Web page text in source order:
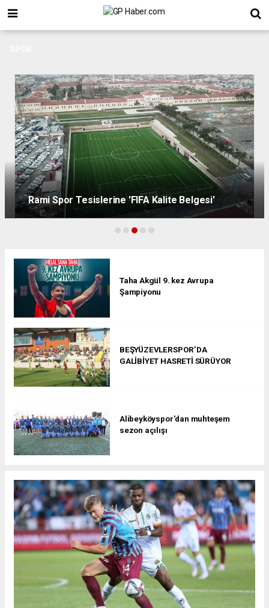
Rami Spor Tesislerine 'FIFA Kalite Belgesi'
Taha Akgül 9. kez Avrupa
Şampiyonu
BEŞYÜZEVLERSPOR’DA
GALİBİYET HASRETİ SÜRÜYOR
Alibeyköyspor'dan muhteşem
sezon açılışı